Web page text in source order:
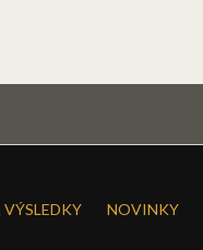
NOVINKY